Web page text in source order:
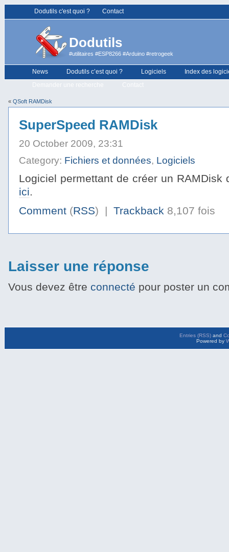
Dodutils c'est quoi ? Contact
Dodutils
#utilitaires #ESP8266 #Arduino #retrogeek
News Dodutils c’est quoi ? Logiciels
Index des
Demander une recherche
Contact
« QSoft RAMDisk
SuperSpeed RAMDisk
20 October 2009, 23:31
Category: Fichiers et données, Logiciels
Logiciel permettant de créer un RAMDisk
ici.
Comment (RSS) | Trackback 8,107 fois
Laisser une réponse
Vous devez être connecté pour poster un
Entries (RSS) and
Powered by